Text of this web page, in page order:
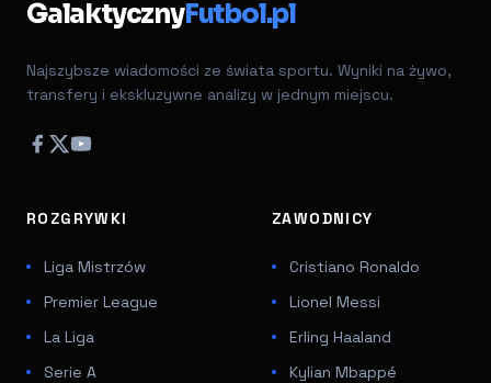
GalaktycznyFutbol.pl
Najszybsze wiadomości ze świata sportu. Wyniki na żywo,
transfery i ekskluzywne analizy w jednym miejscu.
ROZGRYWKI
Liga Mistrzów
Premier League
La Liga
Serie A
ZAWODNICY
Cristiano Ronaldo
Lionel Messi
Erling Haaland
Kylian Mbappé